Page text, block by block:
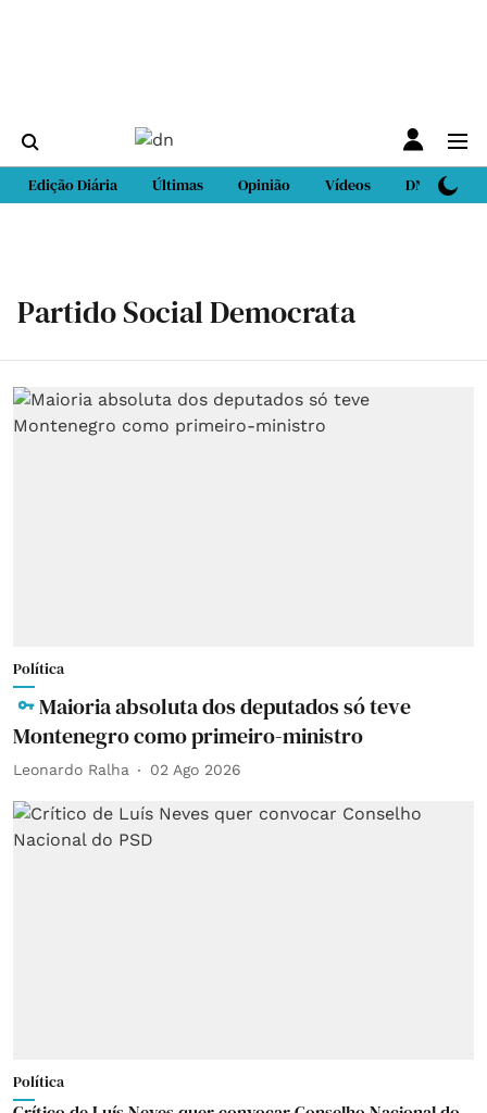
Edição Diária Últimas Opinião Vídeos DN Sport
Partido Social Democrata
Política
Maioria absoluta dos deputados só teve
Montenegro como primeiro-ministro
Leonardo Ralha 02 Ago 2026
Política